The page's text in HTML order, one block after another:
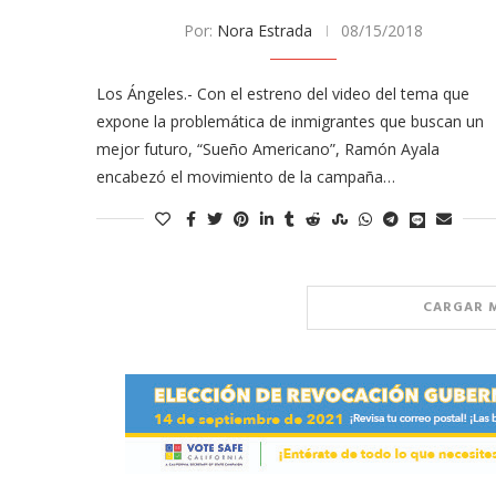
Por: Nora Estrada 08/15/2018
Los Ángeles.- Con el estreno del video del tema que
expone la problemática de inmigrantes que buscan un
mejor futuro, “Sueño Americano”, Ramón Ayala
encabezó el movimiento de la campaña…
CARGAR